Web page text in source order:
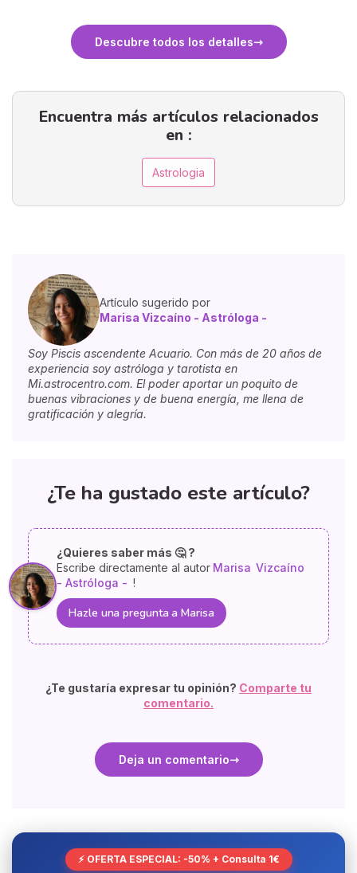
Descubre todos los detalles
Encuentra más artículos relacionados
en :
Astrologia
Artículo sugerido por
Marisa Vizcaíno - Astróloga -
Soy Piscis ascendente Acuario. Con más de 20 años de
experiencia soy astróloga y tarotista en
Mi.astrocentro.com. El poder aportar un poquito de
buenas vibraciones y de buena energía, me llena de
gratificación y alegría.
¿Te ha gustado este artículo?
¿Quieres saber más 🤔 ?
Escribe directamente al autor Marisa Vizcaíno
- Astróloga - !
Hazle una pregunta a Marisa
¿Te gustaría expresar tu opinión? Comparte tu
comentario.
Deja un comentario
⚡ OFERTA ESPECIAL: -50% + Consulta 1€